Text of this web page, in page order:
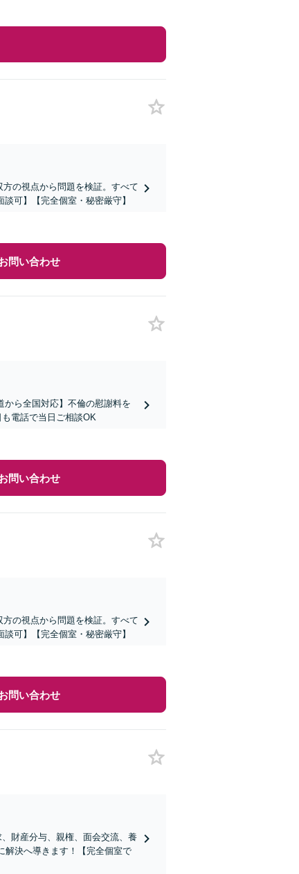
の視点から問題を検証。すべて
可】【完全個室・秘密厳守】
問い合わせ
から全国対応】不倫の慰謝料を
電話で当日ご相談OK
問い合わせ
の視点から問題を検証。すべて
可】【完全個室・秘密厳守】
問い合わせ
財産分与、親権、面会交流、養
解決へ導きます！【完全個室で